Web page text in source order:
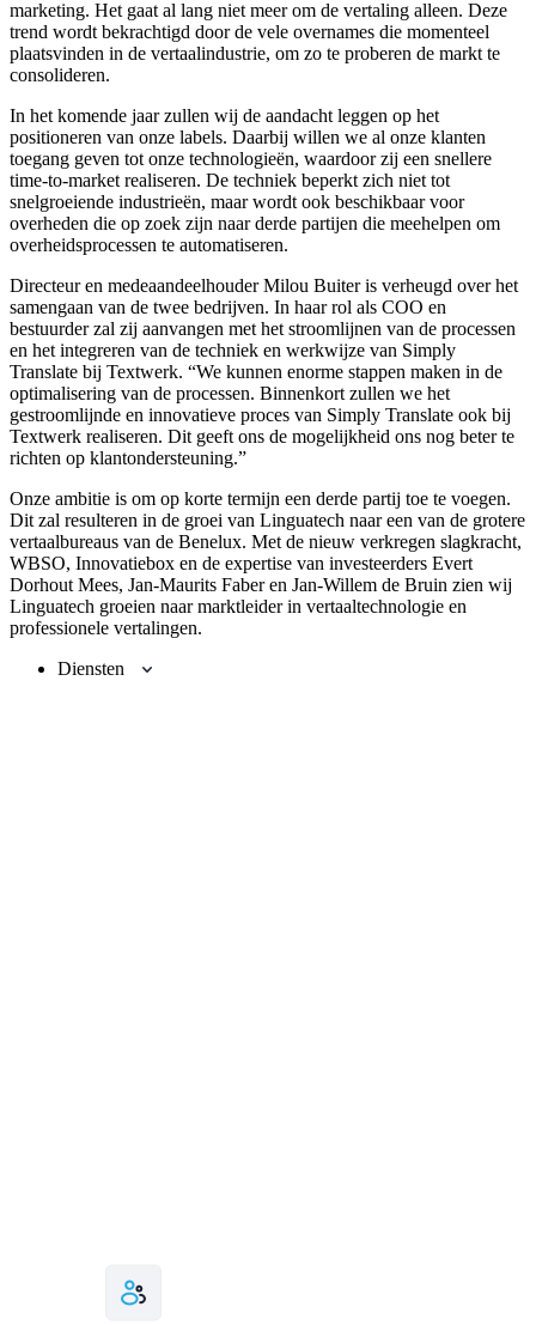
marketing. Het gaat al lang niet meer om de vertaling alleen. Deze
trend wordt bekrachtigd door de vele overnames die momenteel
plaatsvinden in de vertaalindustrie, om zo te proberen de markt te
consolideren.
In het komende jaar zullen wij de aandacht leggen op het
positioneren van onze labels. Daarbij willen we al onze klanten
toegang geven tot onze technologieën, waardoor zij een snellere
time-to-market realiseren. De techniek beperkt zich niet tot
snelgroeiende industrieën, maar wordt ook beschikbaar voor
overheden die op zoek zijn naar derde partijen die meehelpen om
overheidsprocessen te automatiseren.
Directeur en medeaandeelhouder Milou Buiter is verheugd over het
samengaan van de twee bedrijven. In haar rol als COO en
bestuurder zal zij aanvangen met het stroomlijnen van de processen
en het integreren van de techniek en werkwijze van Simply
Translate bij Textwerk. “We kunnen enorme stappen maken in de
optimalisering van de processen. Binnenkort zullen we het
gestroomlijnde en innovatieve proces van Simply Translate ook bij
Textwerk realiseren. Dit geeft ons de mogelijkheid ons nog beter te
richten op klantondersteuning.”
Onze ambitie is om op korte termijn een derde partij toe te voegen.
Dit zal resulteren in de groei van Linguatech naar een van de grotere
vertaalbureaus van de Benelux. Met de nieuw verkregen slagkracht,
WBSO, Innovatiebox en de expertise van investeerders Evert
Dorhout Mees, Jan-Maurits Faber en Jan-Willem de Bruin zien wij
Linguatech groeien naar marktleider in vertaaltechnologie en
professionele vertalingen.
Close
Diensten